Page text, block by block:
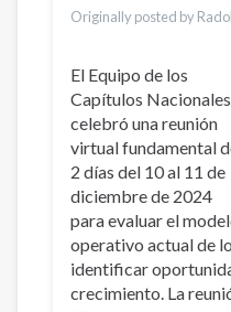
Originally posted by
El Equipo de los
Capítulos Nacionales
celebró una reunión
virtual fundamental
2 días del 10 al 11 de
diciembre de 2024
para evaluar el
operativo actual de
identificar
crecimiento. La